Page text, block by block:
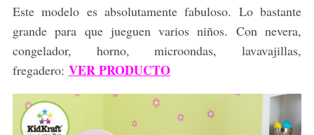
Este modelo es absolutamente fabuloso. Lo bastante
grande para que jueguen varios niños. Con nevera,
congelador, horno, microondas, lavavajillas,
fregadero: VER PRODUCTO